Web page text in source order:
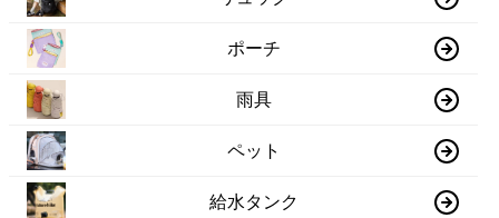
ポーチ
雨具
ペット
給水タンク